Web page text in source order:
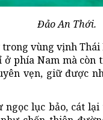
Đảo An Thới.
trong vùng vịnh
phía Nam mà còn
vẹn, giữ được
lục bảo, cát